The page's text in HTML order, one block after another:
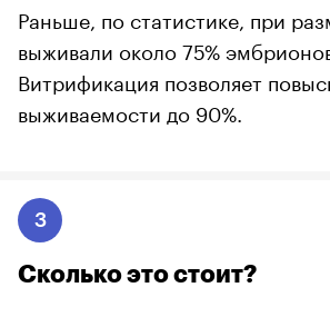
Раньше, по статистике, при
выживали около 75%
Витрификация позволяет
выживаемости до 90%.
3
Сколько это стоит?